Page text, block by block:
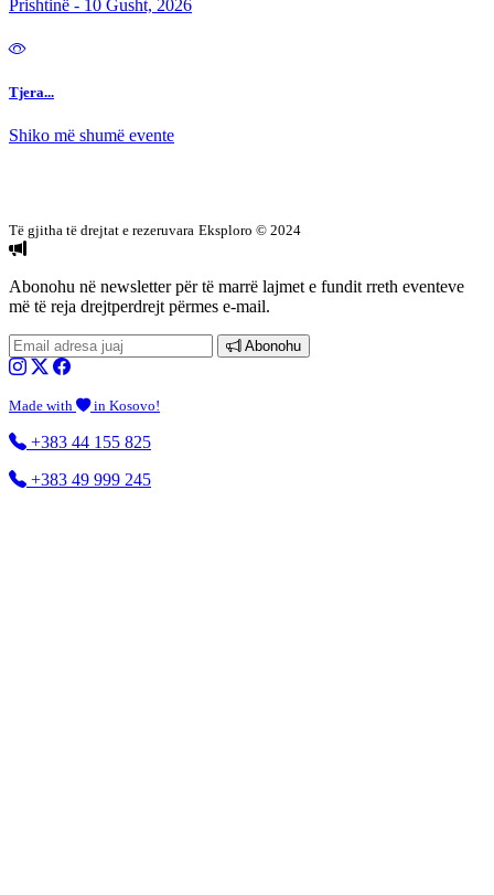
Prishtinë - 10 Gusht, 2026
Tjera...
Shiko më shumë evente
Të gjitha të drejtat e rezeruvara Eksploro © 2024
Abonohu në newsletterpër të marrë lajmet e fundit rreth eventeve
më të reja drejtperdrejt përmes e-mail.
Abonohu
Made with in Kosovo!
+383 44 155 825
+383 49 999 245